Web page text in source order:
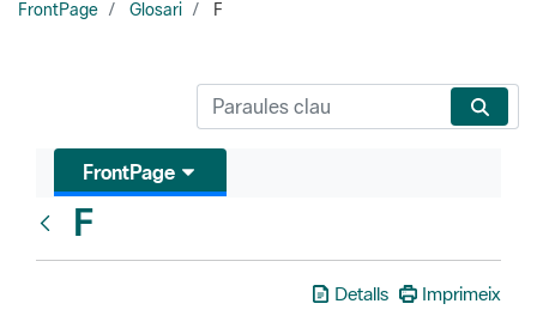
FrontPage Glosari F
FrontPage
F
Detalls Imprimeix